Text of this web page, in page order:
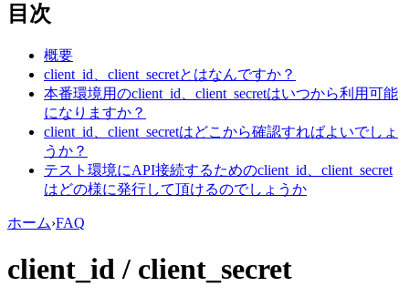
目次
概要
client_id、client_secretとはなんですか？
本番環境用のclient_id、client_secretはいつから利用可能
になりますか？
client_id、client_secretはどこから確認すればよいでしょ
うか？
テスト環境にAPI接続するためのclient_id、client_secret
はどの様に発行して頂けるのでしょうか
ホーム›FAQ
client_id / client_secret